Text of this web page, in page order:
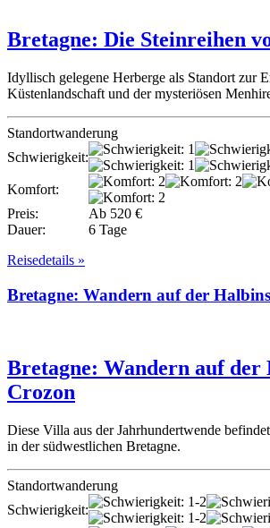
Bretagne: Die Steinreihen
Idyllisch gelegene Herberge als Standort zur
Küstenlandschaft und der mysteriösen
Standortwanderung
Schwierigkeit:
Komfort:
Preis:
Ab 520 €
Dauer:
6 Tage
Reisedetails »
Bretagne: Wandern auf der
Bretagne: Wandern auf der
Crozon
Diese Villa aus der Jahrhundertwende
in der südwestlichen Bretagne.
Standortwanderung
Schwierigkeit: